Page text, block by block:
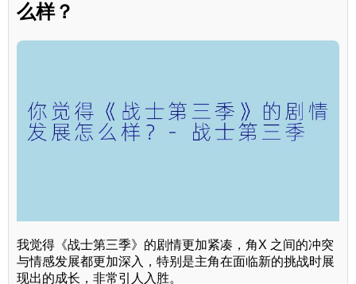
么样？
我觉得《战士第三季》的剧情更加紧凑，角X 之间的冲突
与情感发展都更加深入，特别是主角在面临新的挑战时展
现出的成长，非常引人入胜。